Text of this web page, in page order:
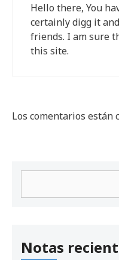
Hello there, You
certainly digg it
friends. I am sure
this site.
Los comentarios están
Notas